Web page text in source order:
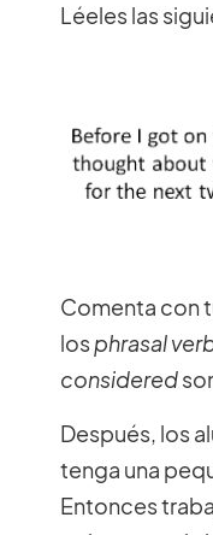
Léeles las
Comenta con
losphrasal
considered
Después, los
tenga una
Entonces